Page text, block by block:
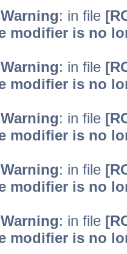
: in file
modifier is no
: in file
modifier is no
: in file
modifier is no
: in file
modifier is no
: in file
modifier is no